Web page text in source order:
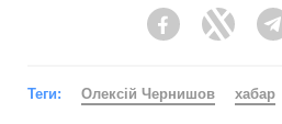
FacebookTwitter
Теги: Олексій Чернишов хабар